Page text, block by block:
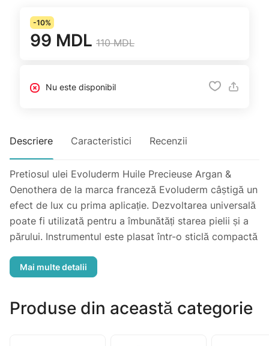
-10%
99 MDL 110 MDL
Nu este disponibil
Descriere Caracteristici Recenzii
Pretiosul ulei Evoluderm Huile Precieuse Argan &
Oenothera de la marca franceză Evoluderm câștigă un
efect de lux cu prima aplicație. Dezvoltarea universală
poate fi utilizată pentru a îmbunătăți starea pielii și a
părului. Instrumentul este plasat într-o sticlă compactă
exactă și mai economică. Formula este îmbogățită cu
Atunci când este utilizat ca un produs de îngrijire,
ingrediente naturale hidrateaza instantaneu și hrănește
Produse din această categorie